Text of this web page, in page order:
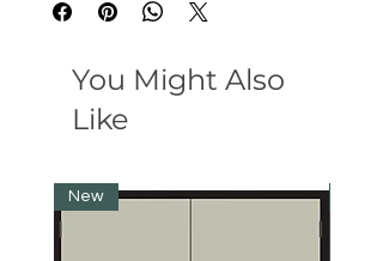
You Might Also
Like
New